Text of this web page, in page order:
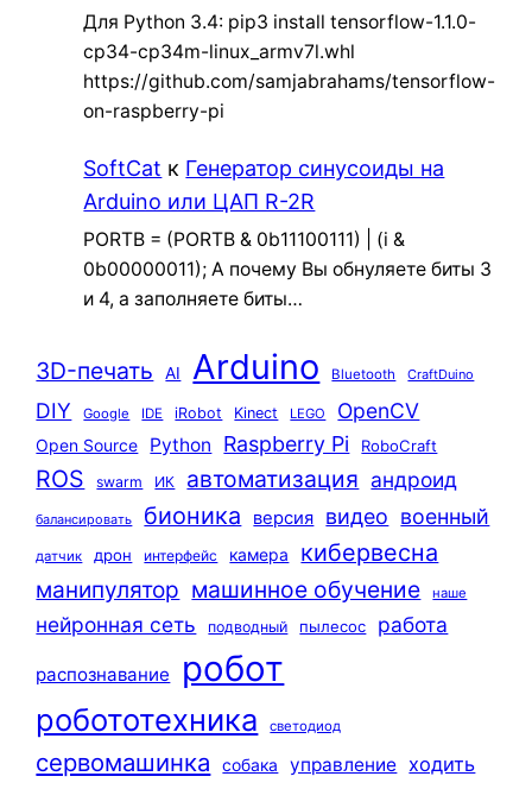
Для Python 3.4: pip3 install tensorflow-1.1.0-
cp34-cp34m-linux_armv7l.whl
https://github.com/samjabrahams/tensorflow-
on-raspberry-pi
SoftCat к Генератор синусоиды на
Arduino или ЦАП R-2R
PORTB = (PORTB & 0b11100111) | (i &
0b00000011); А почему Вы обнуляете биты 3
и 4, а заполняете биты…
3D-печать AI Arduino Bluetooth CraftDuino
DIY Google IDE iRobot Kinect LEGO OpenCV
Open Source Python Raspberry Pi RoboCraft
ROS swarm ИК автоматизация андроид
балансировать бионика версия видео военный
датчик дрон интерфейс камера кибервесна
манипулятор машинное обучение наше
нейронная сеть подводный пылесос работа
распознавание робот
робототехника светодиод
сервомашинка собака управление ходить